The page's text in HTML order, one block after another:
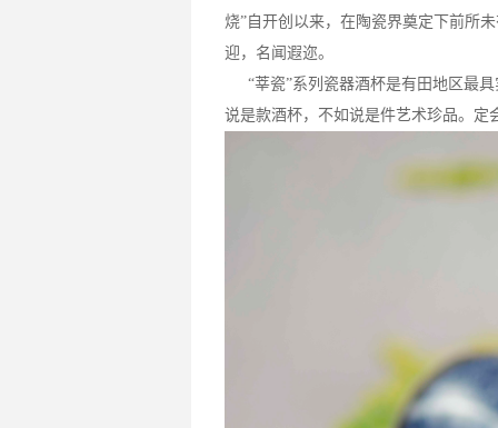
烧”自开创以来，在陶瓷界奠定下前所
迎，名闻遐迩。
“莘瓷”系列瓷器酒杯是有田地区最
说是款酒杯，不如说是件艺术珍品。定